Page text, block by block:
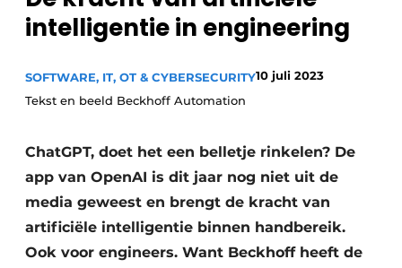
Privacy / Cookie statement
Vacatures
intelligentie in engineering
SOFTWARE, IT, OT & CYBERSECURITY10 juli 2023
Tekst en beeld Beckhoff Automation
ChatGPT, doet het een belletje rinkelen? De
app van OpenAI is dit jaar nog niet uit de
media geweest en brengt de kracht van
artificiële intelligentie binnen handbereik.
Ook voor engineers. Want Beckhoff heeft de